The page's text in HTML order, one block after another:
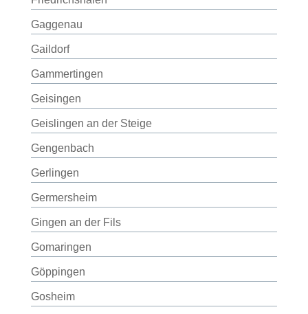
Gaggenau
Gaildorf
Gammertingen
Geisingen
Geislingen an der Steige
Gengenbach
Gerlingen
Germersheim
Gingen an der Fils
Gomaringen
Göppingen
Gosheim